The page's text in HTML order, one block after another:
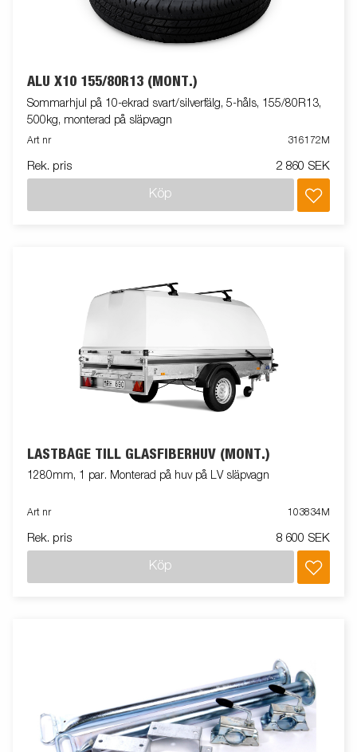
ALU X10 155/80R13 (MONT.)
Sommarhjul på 10-ekrad svart/silverfälg, 5-håls, 155/80R13,
500kg, monterad på släpvagn
Art nr 316172M
Rek. pris 2 860 SEK
Köp
LASTBÅGE TILL GLASFIBERHUV (MONT.)
1280mm, 1 par. Monterad på huv på LV släpvagn
Art nr 103834M
Rek. pris 8 600 SEK
Köp